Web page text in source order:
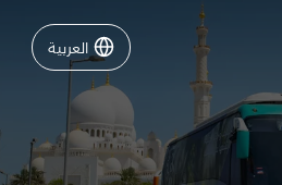
العربية
العربية
في أبوظبي